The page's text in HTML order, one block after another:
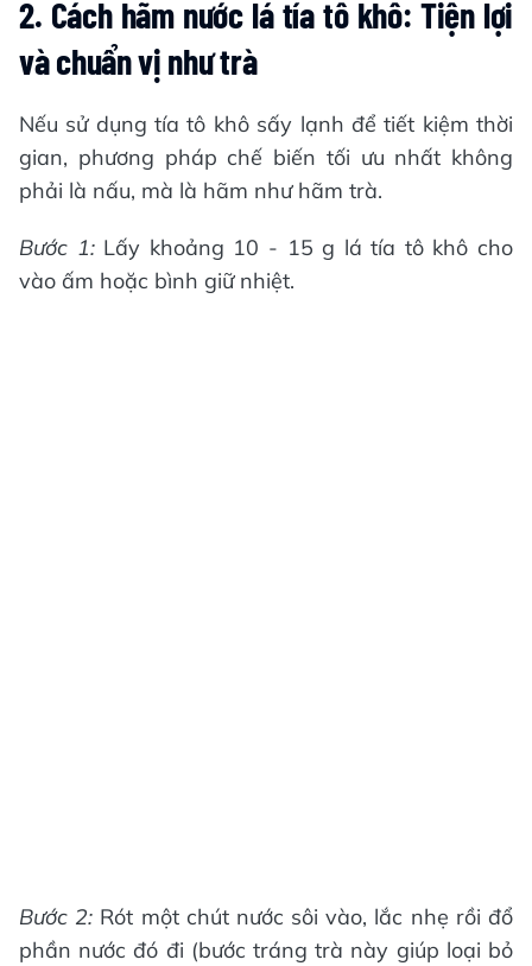
2. Cách hãm nước lá tía tô khô: Tiện lợi
và chuẩn vị như trà
Nếu sử dụng tía tô khô sấy lạnh để tiết kiệm thời
gian, phương pháp chế biến tối ưu nhất không
phải là nấu, mà là hãm như hãm trà.
Bước 1:Lấy khoảng 10 - 15 g lá tía tô khô cho
vào ấm hoặc bình giữ nhiệt.
Bước 2: Rót một chút nước sôi vào, lắc nhẹ rồi đổ
phần nước đó đi (bước tráng trà này giúp loại bỏ